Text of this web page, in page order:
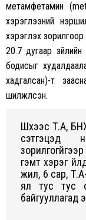
метамфетамин
хэрэглээний
хэрэглэх зорилгоор
20.7 дугаар
бодисыг
хадгалсан)-т
шилжүүлсэн.
Шүүхээс Т.А,
сэтгэцэд
гэмт хэрэг
жил, 6 сар,
ял тус тус
байгууллагад